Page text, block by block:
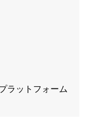
ラットフォーム